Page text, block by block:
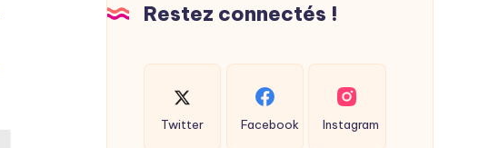
Restez connectés !
Twitter Facebook Instagram